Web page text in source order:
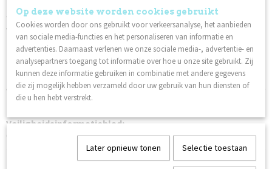
Instructies voor het reinigen van gereedschap:
Was het gereedschap met een nagelborstel, zeep en water.
Vul een desinfectiedoos met Sanitizer.
Dompel het gereedschap maximaal 10 minuten onder; bij
langere tijden bestaat er kans op roest.
Houd er rekening mee dat het gereedschap volledig bedekt
moet zijn met de vloeistof.
Ververs de vloeistof in uw desinfectiebox twee keer per week of
indien nodig.
Veiligheidsinformatieblad:
Ontsmettingsmiddel
Ook interessant
Op deze website worden cookies gebruikt
Cookies worden door ons gebruikt voor verkeersanalyse, het aanbieden
van sociale media-functies en het personaliseren van informatie en
advertenties. Daarnaast verlenen we onze sociale media-, advertentie- en
analysepartners toegang tot informatie over hoe u onze site gebruikt. Zij
kunnen deze informatie gebruiken in combinatie met andere gegevens
die zij mogelijk hebben verzameld door uw gebruik van hun diensten of
die u hen hebt verstrekt.
Later opnieuw tonen Selectie toestaan